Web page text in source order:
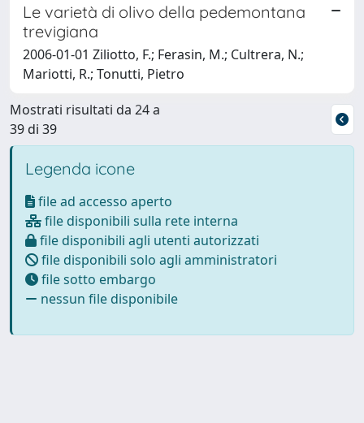
Le varietà di olivo della pedemontana
trevigiana
2006-01-01 Ziliotto, F.; Ferasin, M.; Cultrera, N.;
Mariotti, R.; Tonutti, Pietro
Mostrati risultati da 24 a
39 di 39
Legenda icone
file ad accesso aperto
file disponibili sulla rete interna
file disponibili agli utenti autorizzati
file disponibili solo agli amministratori
file sotto embargo
nessun file disponibile